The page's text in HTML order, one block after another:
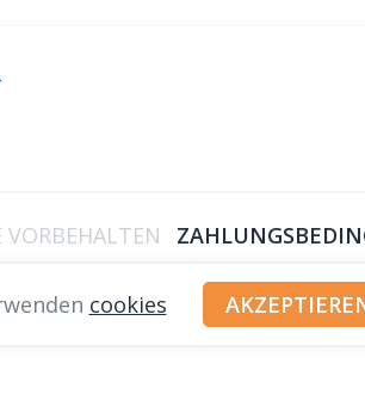
VORBEHALTEN
cookies